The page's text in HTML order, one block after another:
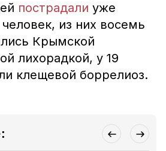
пострадали уже
из них восемь
Крымской
лихорадкой, у 19
клещевой боррелиоз.